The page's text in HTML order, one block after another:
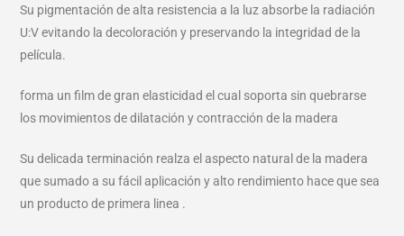
Su pigmentación de alta resistencia a la luz absorbe la radiación
U:V evitando la decoloración y preservando la integridad de la
película.
forma un film de gran elasticidad el cual soporta sin quebrarse
los movimientos de dilatación y contracción de la madera
Su delicada terminación realza el aspecto natural de la madera
que sumado a su fácil aplicación y alto rendimiento hace que sea
un producto de primera linea .